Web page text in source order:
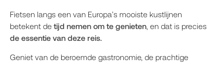
Fietsen langs een van Europa’s mooiste kustlijnen
betekent de tijd nemen om te genieten , en dat is precies
de essentie van deze reis.
Geniet van de beroemde gastronomie, de prachtige